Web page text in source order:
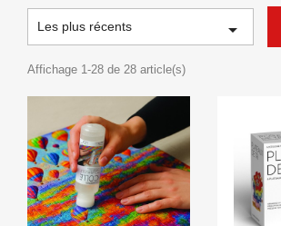
Les plus récents 
Affichage 1-28 de 28 article(s)